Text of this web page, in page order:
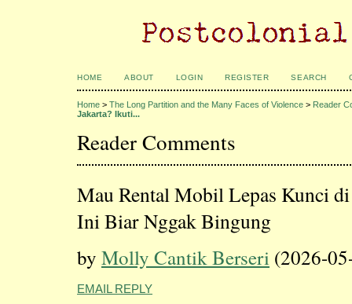
HOME ABOUT LOGIN REGISTER SEARCH
Home > The Long Partition and the Many Faces of Violence > Reader
Jakarta? Ikuti...
Reader Comments
Mau Rental Mobil Lepas Kunci
Ini Biar Nggak Bingung
by Molly Cantik Berseri (2026-
EMAIL REPLY